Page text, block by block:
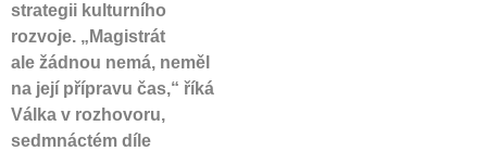
strategii kulturního
rozvoje. „Magistrát
ale žádnou nemá, neměl
na její přípravu čas,“ říká
Válka v rozhovoru,
sedmnáctém díle